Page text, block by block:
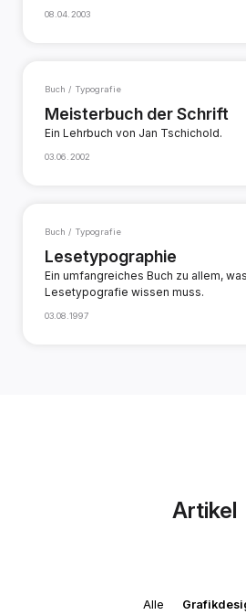
08.04.2003
Buch / Typografie
Meisterbuch der Schrift
Ein Lehrbuch von Jan Tschichold.
03.06.2002
Buch / Typografie
Lesetypographie
Ein umfangreiches Buch zu allem,
Lesetypografie wissen muss.
03.08.1997
Artikel
Alle